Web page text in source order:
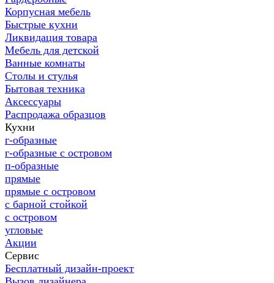
Корпусная мебель
Быстрые кухни
Ликвидация товара
Мебель для детской
Ванные комнаты
Столы и стулья
Бытовая техника
Аксессуары
Распродажа образцов
Кухни
г-образные
г-образные с островом
п-образные
прямые
прямые с островом
с барной стойкой
с островом
угловые
Акции
Сервис
Бесплатный дизайн-проект